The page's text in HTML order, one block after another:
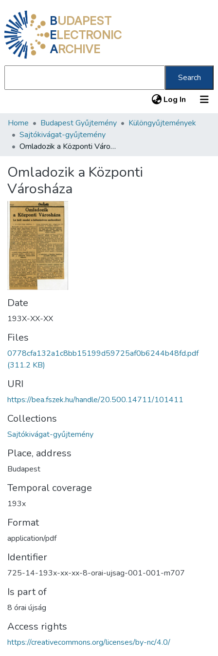
BUDAPEST
ELECTRONIC
ARCHIVE
Search
Log In (current)
Communities & Collections
All of DSpace
About us
Home Budapest Gyűjtemény
Különgyűjtemények
Sajtókivágat-gyűjtemény
Omladozik a Központi Városháza
Omladozik a Központi
Városháza
Date
193X-XX-XX
Files
0778cfa132a1c8bb15199d59725af0b6244b48fd.pdf
(311.2 KB)
URI
https://bea.fszek.hu/handle/20.500.14711/101411
Collections
Sajtókivágat-gyűjtemény
Place, address
Budapest
Temporal coverage
193x
Format
application/pdf
Identifier
725-14-193x-xx-xx-8-orai-ujsag-001-001-m707
Is part of
8 órai újság
Access rights
https://creativecommons.org/licenses/by-nc/4.0/